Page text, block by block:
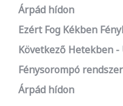
Árpád hídon
Ezért Fog Kékben
Következő Hetekben
Fénysorompó
Árpád hídon